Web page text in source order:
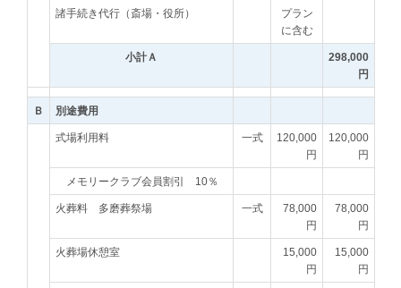
諸手続き代行（斎場・役所）
プラン
に含む
小計Ａ
298,000
円
Ｂ 別途費用
式場利用料 一式
120,000
円
120,000
円
メモリークラブ会員割引 10％
火葬料 多磨葬祭場 一式
78,000
円
78,000
円
火葬場休憩室
15,000
円
15,000
円